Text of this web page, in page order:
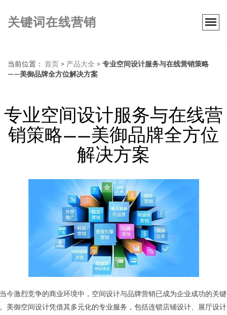
关键词在线营销
当前位置： 首页 > 产品大全 > 专业空间设计服务与在线营销策略
——美御品牌全方位解决方案
专业空间设计服务与在线营
销策略——美御品牌全方位
解决方案
今激烈竞争的商业环境中，空间设计与品牌营销已成为企业成功的关
美御空间设计凭借其多元化的专业服务，包括连锁店铺设计、展厅设